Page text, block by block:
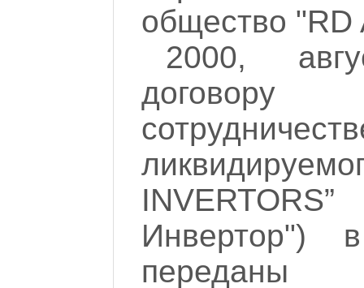
общество "RD
2000,